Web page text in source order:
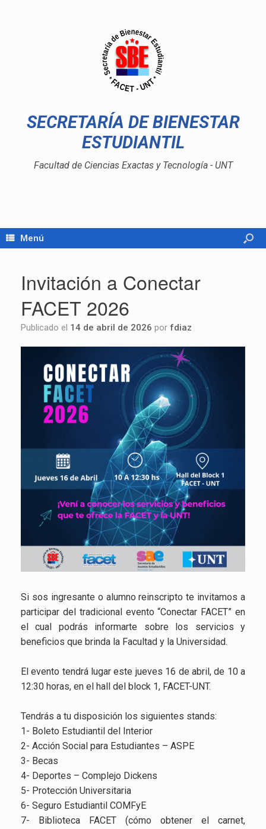
SECRETARÍA DE BIENESTAR
ESTUDIANTIL
Facultad de Ciencias Exactas y Tecnología - UNT
Menú
Invitación a Conectar
FACET 2026
Publicado el 14 de abril de 2026 por fdiaz
Si sos ingresante o alumno reinscripto te invitamos a
participar del tradicional evento “Conectar FACET” en
el cual podrás informarte sobre los servicios y
beneficios que brinda la Facultad y la Universidad.
El evento tendrá lugar este jueves 16 de abril, de 10 a
12:30 horas, en el hall del block 1, FACET-UNT.
Tendrás a tu disposición los siguientes stands:
1- Boleto Estudiantil del Interior
2- Acción Social para Estudiantes – ASPE
3- Becas
4- Deportes – Complejo Dickens
5- Protección Universitaria
6- Seguro Estudiantil COMFyE
7- Biblioteca FACET (cómo obtener el carnet,